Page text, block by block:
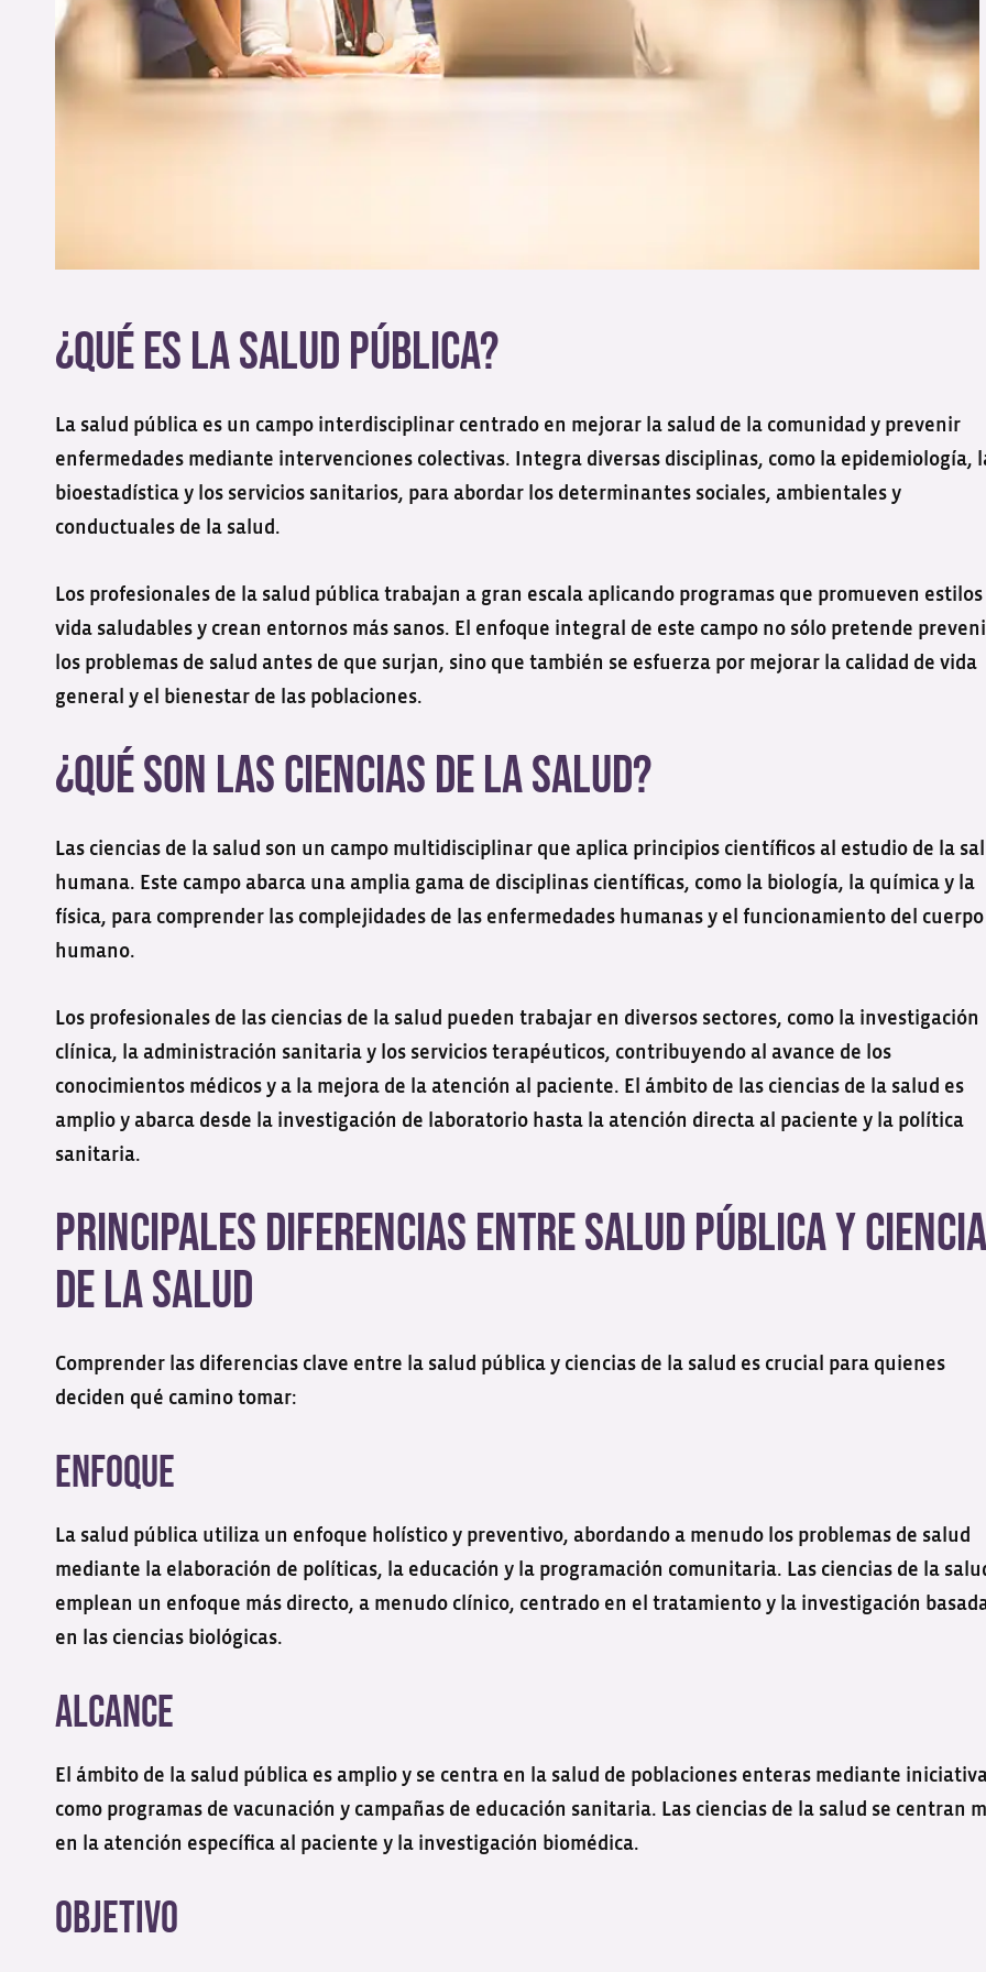
¿Qué es la Salud Pública?
La salud pública es un campo interdisciplinar centrado en mejorar la salud de la comunidad y prevenir
enfermedades mediante intervenciones colectivas. Integra diversas disciplinas, como la epidemiología,
bioestadística y los servicios sanitarios, para abordar los determinantes sociales, ambientales y
conductuales de la salud.
Los profesionales de la salud pública trabajan a gran escala aplicando programas que promueven estilos
vida saludables y crean entornos más sanos. El enfoque integral de este campo no sólo pretende
los problemas de salud antes de que surjan, sino que también se esfuerza por mejorar la calidad de vida
general y el bienestar de las poblaciones.
¿Qué Son las Ciencias de la Salud?
Las ciencias de la salud son un campo multidisciplinar que aplica principios científicos al estudio de la
humana. Este campo abarca una amplia gama de disciplinas científicas, como la biología, la química y la
física, para comprender las complejidades de las enfermedades humanas y el funcionamiento del cuerpo
humano.
Los profesionales de las ciencias de la salud pueden trabajar en diversos sectores, como la investigación
clínica, la administración sanitaria y los servicios terapéuticos, contribuyendo al avance de los
conocimientos médicos y a la mejora de la atención al paciente. El ámbito de las ciencias de la salud es
amplio y abarca desde la investigación de laboratorio hasta la atención directa al paciente y la política
sanitaria.
Principales Diferencias Entre Salud Pública y
de la Salud
Comprender las diferencias clave entre la salud pública y ciencias de la salud es crucial para quienes
deciden qué camino tomar:
Enfoque
La salud pública utiliza un enfoque holístico y preventivo, abordando a menudo los problemas de salud
mediante la elaboración de políticas, la educación y la programación comunitaria. Las ciencias de la
emplean un enfoque más directo, a menudo clínico, centrado en el tratamiento y la investigación
en las ciencias biológicas.
Alcance
El ámbito de la salud pública es amplio y se centra en la salud de poblaciones enteras mediante
como programas de vacunación y campañas de educación sanitaria. Las ciencias de la salud se centran
en la atención específica al paciente y la investigación biomédica.
Objetivo